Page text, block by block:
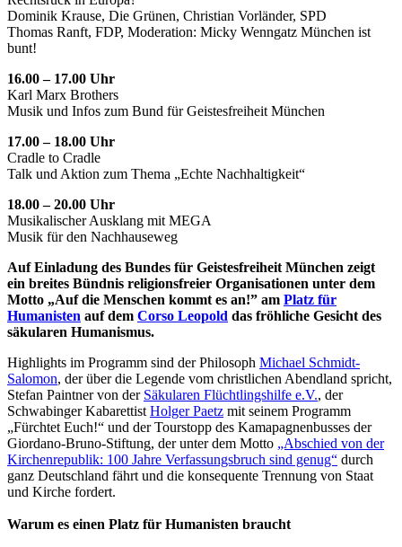
Dominik Krause, Die Grünen, Christian Vorländer, SPD
Thomas Ranft, FDP, Moderation: Micky Wenngatz München ist
bunt!
16.00 – 17.00 Uhr
Karl Marx Brothers
Musik und Infos zum Bund für Geistesfreiheit München
17.00 – 18.00 Uhr
Cradle to Cradle
Talk und Aktion zum Thema „Echte Nachhaltigkeit“
18.00 – 20.00 Uhr
Musikalischer Ausklang mit MEGA
Musik für den Nachhauseweg
Auf Einladung des Bundes für Geistesfreiheit München zeigt
ein breites Bündnis religionsfreier Organisationen unter dem
Motto „Auf die Menschen kommt es an!” am Platz für
Humanisten auf dem Corso Leopold das fröhliche Gesicht des
säkularen Humanismus.
Highlights im Programm sind der Philosoph Michael Schmidt-
Salomon, der über die Legende vom christlichen Abendland spricht,
Stefan Paintner von der Säkularen Flüchtlingshilfe e.V., der
Schwabinger Kabarettist Holger Paetz mit seinem Programm
„Fürchtet Euch!“ und der Tourstopp des Kamapagnenbusses der
Giordano-Bruno-Stiftung, der unter dem Motto „Abschied von der
Kirchenrepublik: 100 Jahre Verfassungsbruch sind genug“ durch
ganz Deutschland fährt und die konsequente Trennung von Staat
und Kirche fordert.
Warum es einen Platz für Humanisten braucht